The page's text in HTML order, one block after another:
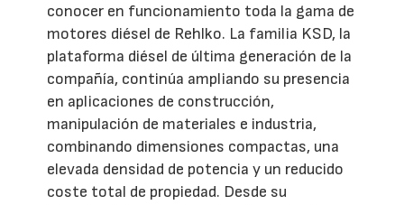
conocer en funcionamiento toda la gama de
motores diésel de Rehlko. La familia KSD, la
plataforma diésel de última generación de la
compañía, continúa ampliando su presencia
en aplicaciones de construcción,
manipulación de materiales e industria,
combinando dimensiones compactas, una
elevada densidad de potencia y un reducido
coste total de propiedad. Desde su